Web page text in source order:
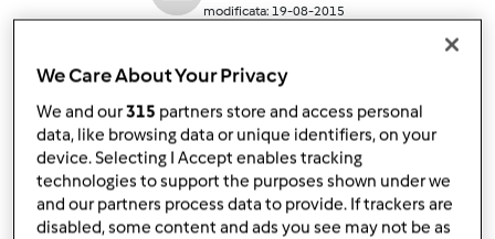
modificata: 19-08-2015
condividi la ricetta
Crea variante
We Care About Your Privacy
We and our315 partners store and access personal
data, like browsing data or unique identifiers, on your
device. Selecting I Accept enables tracking
technologies to support the purposes shown under we
and our partners process data to provide. If trackers are
disabled, some content and ads you see may not be as